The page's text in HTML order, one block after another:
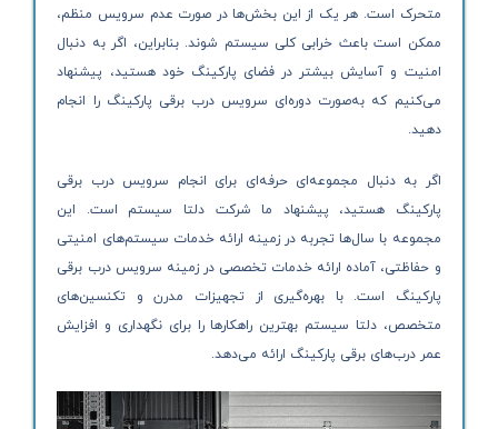
متحرک است. هر یک از این بخش‌ها در صورت عدم سرویس منظم،
ممکن است باعث خرابی کلی سیستم شوند. بنابراین، اگر به دنبال
امنیت و آسایش بیشتر در فضای پارکینگ خود هستید، پیشنهاد
می‌کنیم که به‌صورت دوره‌ای سرویس درب برقی پارکینگ را انجام
دهید.
اگر به دنبال مجموعه‌ای حرفه‌ای برای انجام سرویس درب برقی
پارکینگ هستید، پیشنهاد ما شرکت دلتا سیستم است. این
مجموعه با سال‌ها تجربه در زمینه ارائه خدمات سیستم‌های امنیتی
و حفاظتی، آماده ارائه خدمات تخصصی در زمینه سرویس درب برقی
پارکینگ است. با بهره‌گیری از تجهیزات مدرن و تکنسین‌های
متخصص، دلتا سیستم بهترین راهکارها را برای نگهداری و افزایش
عمر درب‌های برقی پارکینگ ارائه می‌دهد.